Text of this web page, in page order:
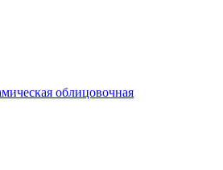
облицовочная